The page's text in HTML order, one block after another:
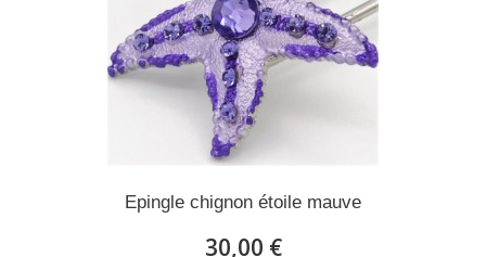
Epingle chignon étoile mauve
30,00 €